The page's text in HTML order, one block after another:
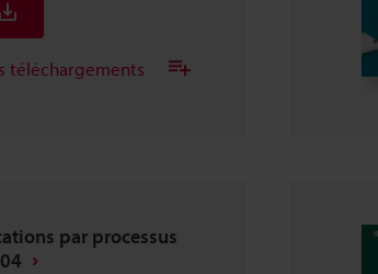
téléchargements
par processus